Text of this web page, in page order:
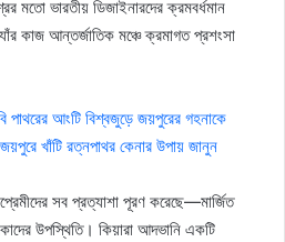
মতো ভারতীয় ডিজাইনারদের ক্রমবর্ধমান
কাজ আন্তর্জাতিক মঞ্চে ক্রমাগত প্রশংসা
পাথরের আংটি বিশ্বজুড়ে জয়পুরের গহনাকে
খাঁটি রত্নপাথর কেনার উপায় জানুন
সব প্রত্যাশা পূরণ করেছে—মার্জিত
উপস্থিতি। কিয়ারা আদভানি একটি